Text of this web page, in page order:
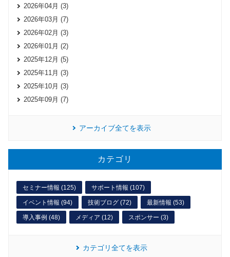
2026年04月 (3)
2026年03月 (7)
2026年02月 (3)
2026年01月 (2)
2025年12月 (5)
2025年11月 (3)
2025年10月 (3)
2025年09月 (7)
アーカイブ全てを表示
カテゴリ
セミナー情報 (125) サポート情報 (107)
イベント情報 (94) 技術ブログ (72) 最新情報 (53)
導入事例 (48) メディア (12) スポンサー (3)
カテゴリ全てを表示